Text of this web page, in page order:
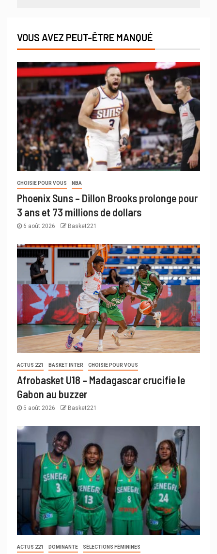
VOUS AVEZ PEUT-ÊTRE MANQUÉ
CHOISIE POUR VOUS NBA
Phoenix Suns – Dillon Brooks prolonge pour
3 ans et 73 millions de dollars
6 août 2026 Basket221
ACTUS 221 BASKET INTER CHOISIE POUR VOUS
Afrobasket U18 – Madagascar crucifie le
Gabon au buzzer
5 août 2026 Basket221
ACTUS 221 DOMINANTE
SÉLECTIONS FÉMININES